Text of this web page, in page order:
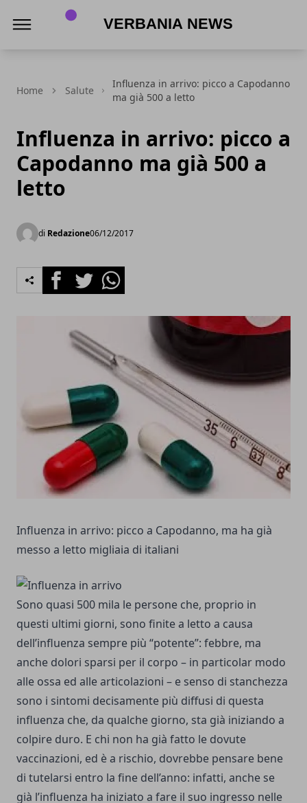
Home Salute
Influenza in arrivo: picco a Capodanno
ma già 500 a letto
Influenza in arrivo: picco a
Capodanno ma già 500 a
letto
di Redazione06/12/2017
FacebookTwitterWhatsapp
Influenza in arrivo: picco a Capodanno, ma ha già
messo a letto migliaia di italiani
Sono quasi 500 mila le persone che, proprio in
questi ultimi giorni, sono finite a letto a causa
dell’influenza sempre più “potente”: febbre, ma
anche dolori sparsi per il corpo – in particolar modo
alle ossa ed alle articolazioni – e senso di stanchezza
sono i sintomi decisamente più diffusi di questa
influenza che, da qualche giorno, sta già iniziando a
colpire duro. E chi non ha già fatto le dovute
vaccinazioni, ed è a rischio, dovrebbe pensare bene
di tutelarsi entro la fine dell’anno: infatti, anche se
già l’influenza ha iniziato a fare il suo ingresso nelle